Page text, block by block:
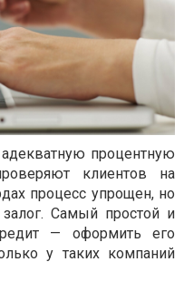
процентную
клиентов на
процесс упрощен, но
Самый простой и
— оформить его
у таких компаний